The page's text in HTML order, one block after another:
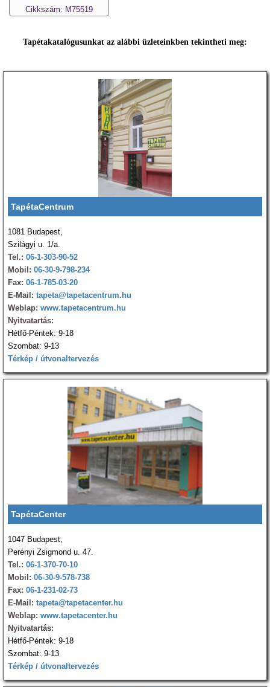
Cikkszám: M75519
Tapétakatalógusunkat az alábbi üzleteinkben tekintheti meg:
TapétaCentrum
1081 Budapest,
Szilágyi u. 1/a.
Tel.: 06-1-303-90-52
Mobil: 06-30-9-798-234
Fax: 06-1-785-03-20
E-Mail: tapeta@tapetacentrum.hu
Weblap: www.tapetacentrum.hu
Nyitvatartás:
Hétfő-Péntek: 9-18
Szombat: 9-13
Térkép / útvonaltervezés
TapétaCenter
1047 Budapest,
Perényi Zsigmond u. 47.
Tel.: 06-1-370-70-10
Mobil: 06-30-9-578-738
Fax: 06-1-231-02-73
E-Mail: tapeta@tapetacenter.hu
Weblap: www.tapetacenter.hu
Nyitvatartás:
Hétfő-Péntek: 9-18
Szombat: 9-13
Térkép / útvonaltervezés